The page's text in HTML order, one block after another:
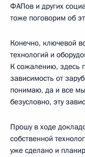
ФАПов и других
тоже поговорим об
Конечно, ключевой
технологий и
К сожалению, здесь
зависимость от
понимаю, да и все
безусловно, эту
Прошу в ходе
собственной
уже сделано и